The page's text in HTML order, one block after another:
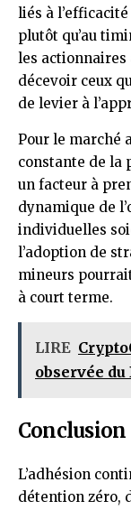
liés à
plutôt qu’au
les actionnaires
décevoir ceux
de levier à
Pour le marché
constante de la
un facteur à
dynamique de
individuelles
l’adoption de
mineurs
à court terme.
LIRE
observée
Conclusion
L’adhésion
détention zéro,